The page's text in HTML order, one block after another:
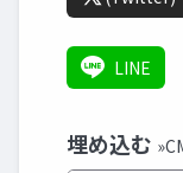
LINE
埋め込む